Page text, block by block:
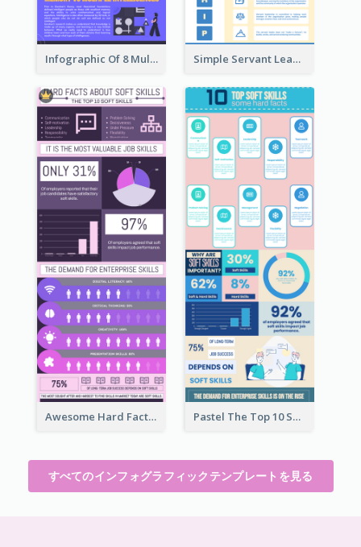
Infographic Of 8 Multiple Intelligences You Need To Know Simple Servant Leadership Infographic Design Idea
Awesome Hard Facts About Software Skills Infographic Design Pastel The Top 10 Soft Skills Infographic Design
すべてのインフォグラフィックテンプレートを見る